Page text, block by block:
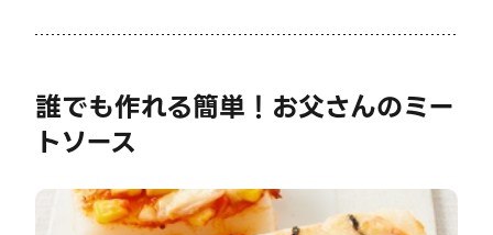
誰でも作れる簡単！お父さんのミー
トソース